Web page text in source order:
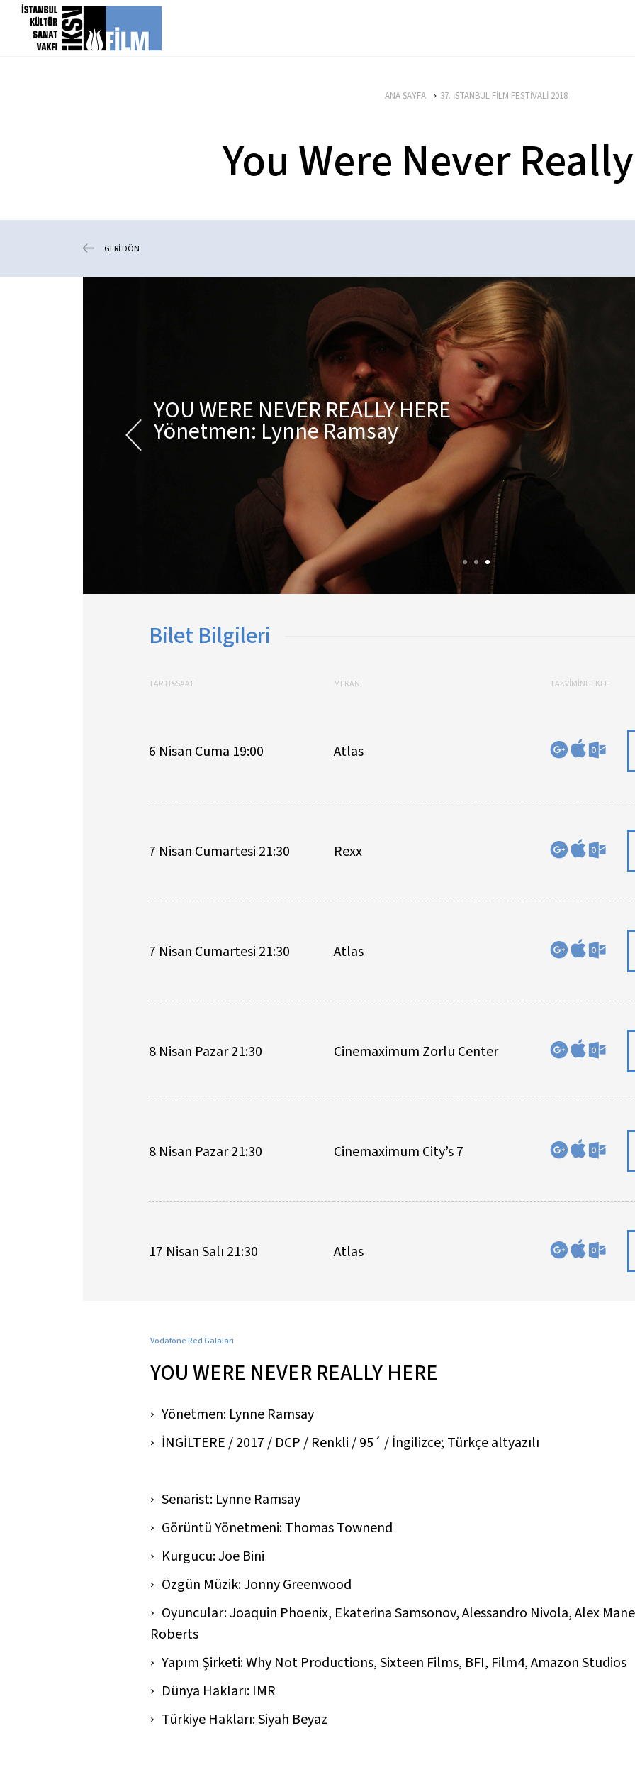
icerigi atla
ANA SAYFA 37. İSTANBUL FİLM FESTİVALİ 2018
You Were Never
GERİ DÖN
YOU WERE NEVER REALLY HERE
Yönetmen: Lynne Ramsay
Bilet Bilgileri
TARİH&SAAT MEKAN TAKVİMİNE EKLE
6 Nisan Cuma 19:00 Atlas
7 Nisan Cumartesi 21:30 Rexx
7 Nisan Cumartesi 21:30 Atlas
8 Nisan Pazar 21:30 Cinemaximum Zorlu Center
8 Nisan Pazar 21:30 Cinemaximum City’s 7
17 Nisan Salı 21:30 Atlas
Vodafone Red Galaları
YOU WERE NEVER REALLY HERE
Yönetmen: Lynne Ramsay
İNGİLTERE / 2017 / DCP / Renkli / 95´ / İngilizce; Türkçe altyazılı
Senarist: Lynne Ramsay
Görüntü Yönetmeni: Thomas Townend
Kurgucu: Joe Bini
Özgün Müzik: Jonny Greenwood
Oyuncular: Joaquin Phoenix, Ekaterina Samsonov, Alessandro Nivola, Alex
Roberts
Yapım Şirketi: Why Not Productions, Sixteen Films, BFI, Film4, Amazon Studios
Dünya Hakları: IMR
Türkiye Hakları: Siyah Beyaz